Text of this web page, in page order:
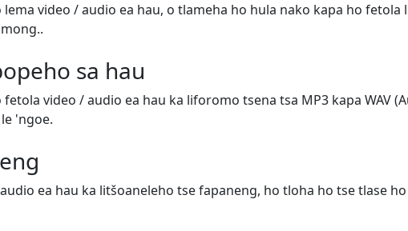
lema video / audio ea hau, o tlameha ho hula nako kapa ho fetola
sa hau
fetola video / audio ea hau ka liforomo tsena tsa MP3 kapa WAV
'ngoe.
ea hau ka litšoaneleho tse fapaneng, ho tloha ho tse tlase